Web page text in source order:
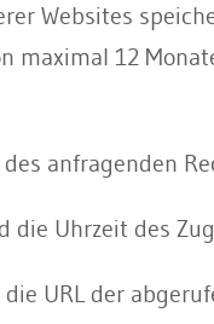
Websites
maximal 12
anfragenden
die Uhrzeit des
URL der